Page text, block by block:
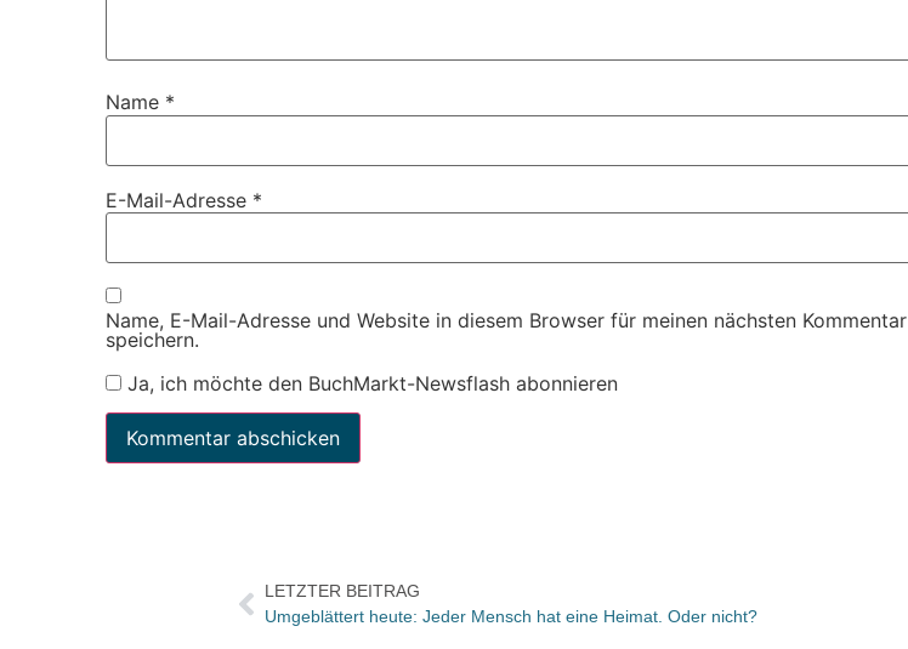
Name *
E-Mail-Adresse *
Name, E-Mail-Adresse und Website in diesem Browser für meinen nächsten Kommentar
speichern.
Ja, ich möchte den BuchMarkt-Newsflash abonnieren
LETZTER BEITRAG
Umgeblättert heute: Jeder Mensch hat eine Heimat. Oder nicht?